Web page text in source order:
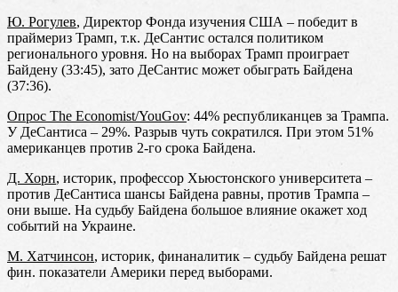
Ю. Рогулев, Директор Фонда изучения США – победит в
праймериз Трамп, т.к. ДеСантис остался политиком
регионального уровня. Но на выборах Трамп проиграет
Байдену (33:45), зато ДеСантис может обыграть Байдена
(37:36).
Опрос The Economist/YouGov: 44% республиканцев за Трампа.
У ДеСантиса – 29%. Разрыв чуть сократился. При этом 51%
американцев против 2-го срока Байдена.
Д. Хорн, историк, профессор Хьюстонского университета –
против ДеСантиса шансы Байдена равны, против Трампа –
они выше. На судьбу Байдена большое влияние окажет ход
событий на Украине.
М. Хатчинсон, историк, финаналитик – судьбу Байдена решат
фин. показатели Америки перед выборами.